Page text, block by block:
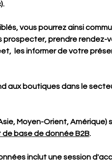
vous pourrez ainsi
prospecter, prendre rendez-
les informer de votre
aux boutiques dans le
Moyen-Orient, Amérique)
base de donnée B2B.
inclut une session